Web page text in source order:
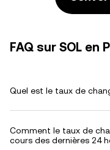
FAQ sur SOL en
Quel est le taux de
Comment le taux de
cours des dernières 24